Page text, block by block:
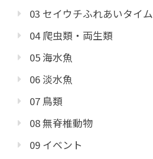
03 セイウチふれあいタイム
04 爬虫類・両生類
05 海水魚
06 淡水魚
07 鳥類
08 無脊椎動物
09 イベント